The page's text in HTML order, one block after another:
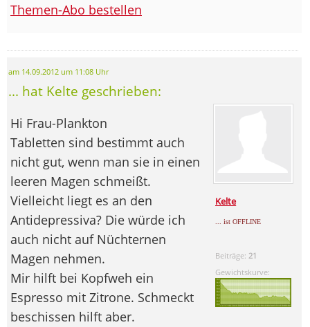
Themen-Abo bestellen
am 14.09.2012 um 11:08 Uhr
... hat Kelte geschrieben:
Kelte
... ist OFFLINE
Beiträge: 21
Gewichtskurve:
Hi Frau-Plankton
Tabletten sind bestimmt auch
nicht gut, wenn man sie in einen
leeren Magen schmeißt.
Vielleicht liegt es an den
Antidepressiva? Die würde ich
auch nicht auf Nüchternen
Magen nehmen.
Mir hilft bei Kopfweh ein
Espresso mit Zitrone. Schmeckt
beschissen hilft aber.